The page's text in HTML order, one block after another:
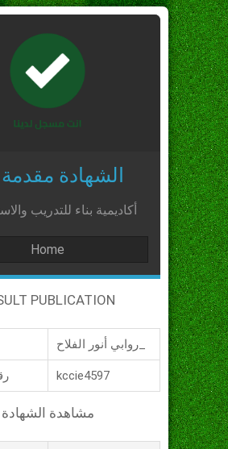
الشهادة
أكاديمية بناء للتدريب
Home
PUBLICATION
kccie4597
مشاهدة الشهادة